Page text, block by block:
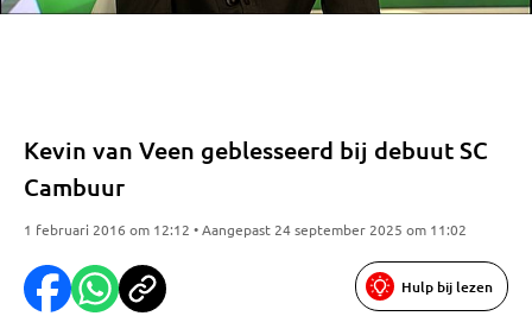
Kevin van Veen geblesseerd bij debuut SC
Cambuur
1 februari 2016 om 12:12 • Aangepast 24 september 2025 om 11:02
Hulp bij lezen